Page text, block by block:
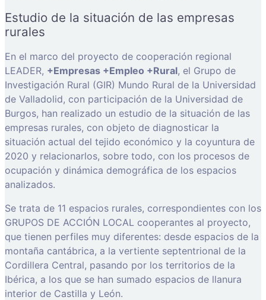
Estudio de la situación de las empresas
rurales
En el marco del proyecto de cooperación regional
LEADER, +Empresas +Empleo +Rural, el Grupo de
Investigación Rural (GIR) Mundo Rural de la Universidad
de Valladolid, con participación de la Universidad de
Burgos, han realizado un estudio de la situación de las
empresas rurales, con objeto de diagnosticar la
situación actual del tejido económico y la coyuntura de
2020 y relacionarlos, sobre todo, con los procesos de
ocupación y dinámica demográfica de los espacios
analizados.
Se trata de 11 espacios rurales, correspondientes con los
GRUPOS DE ACCIÓN LOCAL cooperantes al proyecto,
que tienen perfiles muy diferentes: desde espacios de la
montaña cantábrica, a la vertiente septentrional de la
Cordillera Central, pasando por los territorios de la
Ibérica, a los que se han sumado espacios de llanura
interior de Castilla y León.